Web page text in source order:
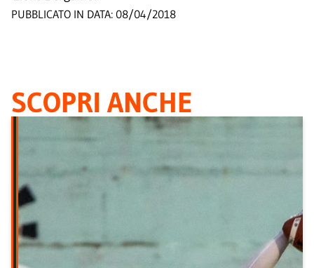
PUBBLICATO IN DATA: 08/04/2018
SCOPRI ANCHE